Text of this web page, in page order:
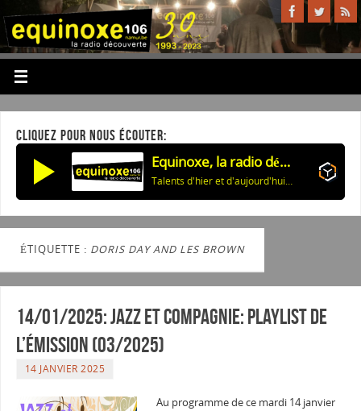
CLIQUEZ POUR NOUS ÉCOUTER:
Equinoxe, la radio découverte
Talents d'hier et d'aujourd'hui: Bobby Darin
ÉTIQUETTE : DORIS DAY AND LES BROWN
14/01/2025: Jazz et Compagnie: Playlist de
l’émission (03/2025)
14 JANVIER 2025
Au programme de ce mardi 14 janvier